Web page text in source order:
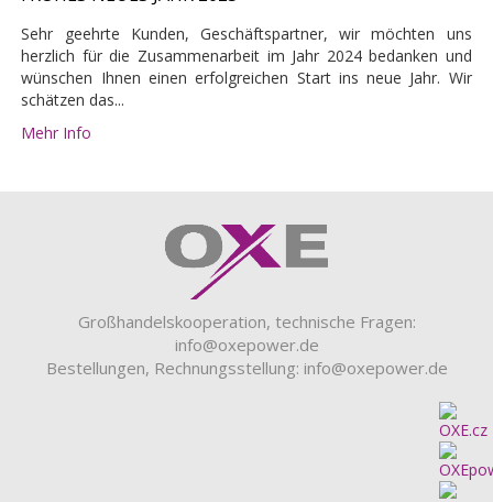
Sehr geehrte Kunden, Geschäftspartner, wir möchten uns
herzlich für die Zusammenarbeit im Jahr 2024 bedanken und
wünschen Ihnen einen erfolgreichen Start ins neue Jahr. Wir
schätzen das...
Mehr Info
Großhandelskooperation, technische Fragen:
info@oxepower.de
Bestellungen, Rechnungsstellung: info@oxepower.de